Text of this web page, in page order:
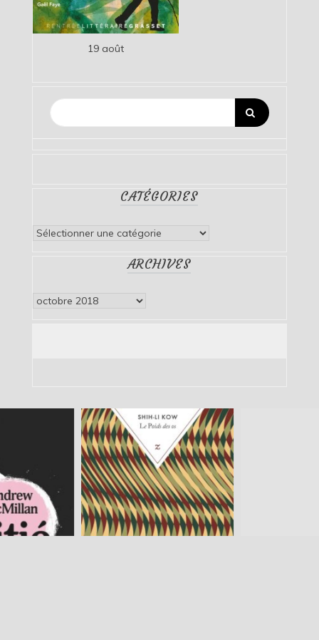
19 août
CATÉGORIES
Catégories
ARCHIVES
Archives